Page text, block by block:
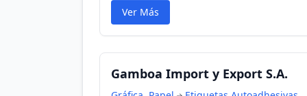
Ver Más
Gamboa Import y Export S.A.